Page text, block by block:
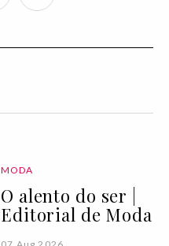
MODA
O alento do ser |
Editorial de Moda